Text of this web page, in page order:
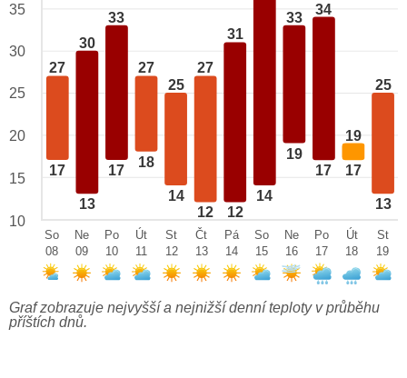
27
17
30
13
33
17
27
18
25
14
27
12
31
12
14
33
19
34
17
19
17
25
13
35
30
25
20
15
10
So
08
Ne
09
Po
10
Út
11
St
12
Čt
13
Pá
14
So
15
Ne
16
Po
17
Út
18
St
19
Graf zobrazuje nejvyšší a nejnižší denní teploty v průběhu
příštích dnů.